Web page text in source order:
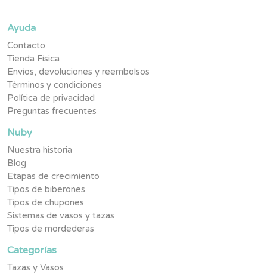
Ayuda
Contacto
Tienda Física
Envíos, devoluciones y reembolsos
Términos y condiciones
Política de privacidad
Preguntas frecuentes
Nuby
Nuestra historia
Blog
Etapas de crecimiento
Tipos de biberones
Tipos de chupones
Sistemas de vasos y tazas
Tipos de mordederas
Categorías
Tazas y Vasos